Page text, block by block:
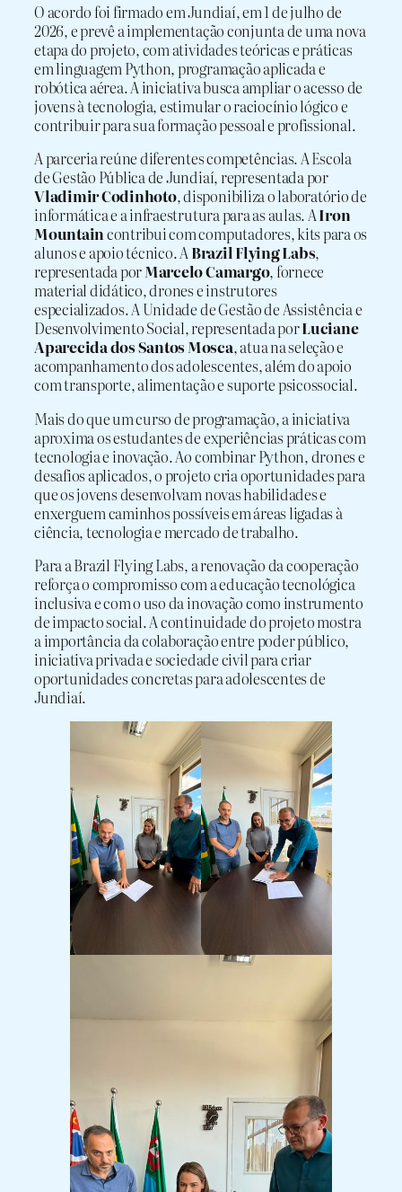
O acordo foi firmado em Jundiaí, em 1 de julho de
2026, e prevê a implementação conjunta de uma nova
etapa do projeto, com atividades teóricas e práticas
em linguagem Python, programação aplicada e
robótica aérea. A iniciativa busca ampliar o acesso de
jovens à tecnologia, estimular o raciocínio lógico e
contribuir para sua formação pessoal e profissional.
A parceria reúne diferentes competências. A Escola
de Gestão Pública de Jundiaí, representada por
Vladimir Codinhoto, disponibiliza o laboratório de
informática e a infraestrutura para as aulas. AIron
Mountaincontribui com computadores, kits para os
alunos e apoio técnico. ABrazil Flying Labs,
representada porMarcelo Camargo, fornece
material didático, drones e instrutores
especializados. A Unidade de Gestão de Assistência e
Desenvolvimento Social, representada porLuciane
Aparecida dos Santos Mosca, atua na seleção e
acompanhamento dos adolescentes, além do apoio
com transporte, alimentação e suporte psicossocial.
Mais do que um curso de programação, a iniciativa
aproxima os estudantes de experiências práticas com
tecnologia e inovação. Ao combinar Python, drones e
desafios aplicados, o projeto cria oportunidades para
que os jovens desenvolvam novas habilidades e
enxerguem caminhos possíveis em áreas ligadas à
ciência, tecnologia e mercado de trabalho.
Para a Brazil Flying Labs, a renovação da cooperação
reforça o compromisso com a educação tecnológica
inclusiva e com o uso da inovação como instrumento
de impacto social. A continuidade do projeto mostra
a importância da colaboração entre poder público,
iniciativa privada e sociedade civil para criar
oportunidades concretas para adolescentes de
Jundiaí.